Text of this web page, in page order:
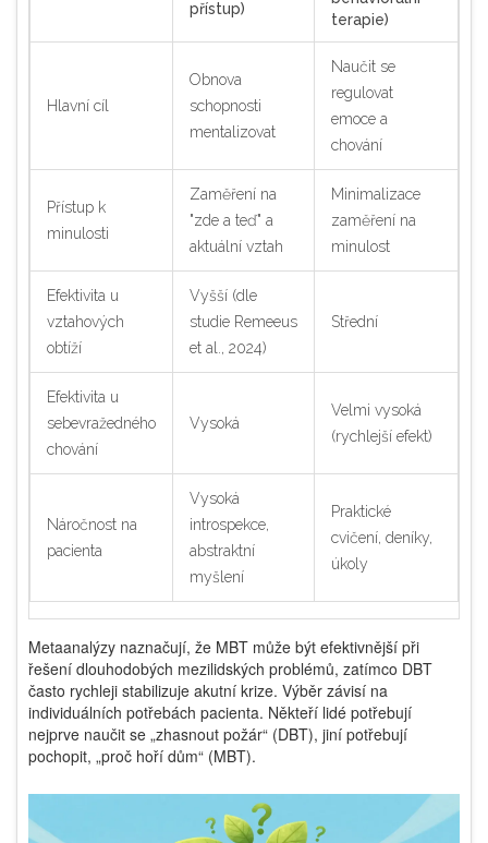
přístup)
terapie)
Hlavní cíl
Obnova
schopnosti
mentalizovat
Naučit se
regulovat
emoce a
chování
Přístup k
minulosti
Zaměření na
"zde a teď" a
aktuální vztah
Minimalizace
zaměření na
minulost
Efektivita u
vztahových
obtíží
Vyšší (dle
studie Remeeus
et al., 2024)
Střední
Efektivita u
sebevražedného
chování
Vysoká
Velmi vysoká
(rychlejší efekt)
Náročnost na
pacienta
Vysoká
introspekce,
abstraktní
myšlení
Praktické
cvičení, deníky,
úkoly
Metaanalýzy naznačují, že MBT může být efektivnější při
řešení dlouhodobých mezilidských problémů, zatímco DBT
často rychleji stabilizuje akutní krize. Výběr závisí na
individuálních potřebách pacienta. Někteří lidé potřebují
nejprve naučit se „zhasnout požár“ (DBT), jiní potřebují
pochopit, „proč hoří dům“ (MBT).